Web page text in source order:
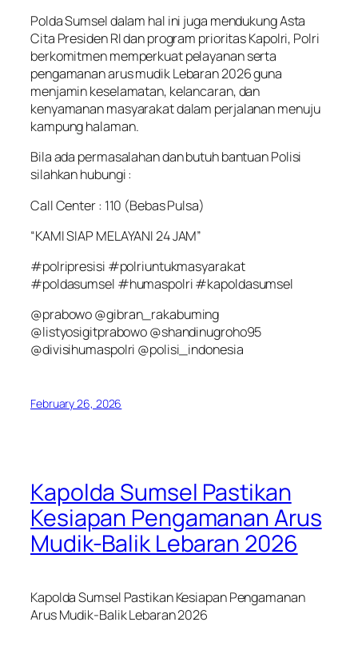
Polda Sumsel dalam hal ini juga mendukung Asta
Cita Presiden RI dan program prioritas Kapolri, Polri
berkomitmen memperkuat pelayanan serta
pengamanan arus mudik Lebaran 2026 guna
menjamin keselamatan, kelancaran, dan
kenyamanan masyarakat dalam perjalanan menuju
kampung halaman.
Bila ada permasalahan dan butuh bantuan Polisi
silahkan hubungi :
Call Center : 110 (Bebas Pulsa)
“KAMI SIAP MELAYANI 24 JAM”
#polripresisi #polriuntukmasyarakat
#poldasumsel #humaspolri #kapoldasumsel
@prabowo @gibran_rakabuming
@listyosigitprabowo @shandinugroho95
@divisihumaspolri @polisi_indonesia
February 26, 2026
Kapolda Sumsel Pastikan
Kesiapan Pengamanan Arus
Mudik-Balik Lebaran 2026
Kapolda Sumsel Pastikan Kesiapan Pengamanan
Arus Mudik-Balik Lebaran 2026